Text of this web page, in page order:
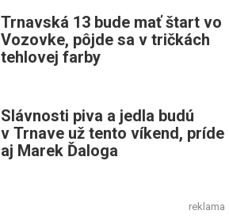
Trnavská 13 bude mať štart vo
Vozovke, pôjde sa v tričkách
tehlovej farby
Slávnosti piva a jedla budú
v Trnave už tento víkend, príde
aj Marek Ďaloga
reklama